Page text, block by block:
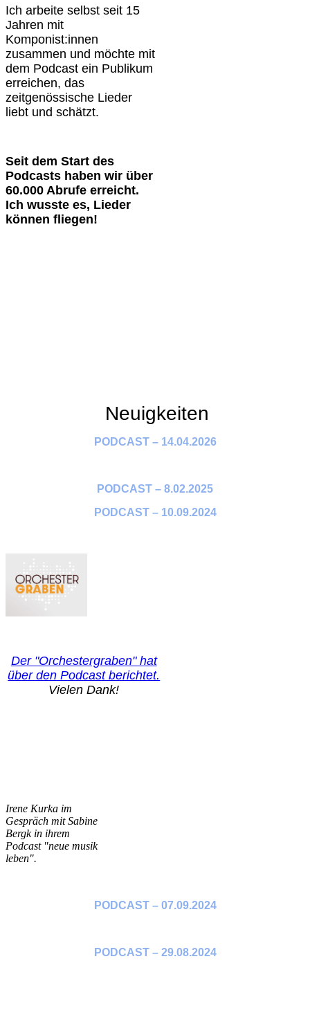
Ich arbeite selbst seit 15
Jahren mit
Komponist:innen
zusammen und möchte mit
dem Podcast ein Publikum
erreichen, das
zeitgenössische Lieder
liebt und schätzt.
Seit dem Start des
Podcasts haben wir über
60.000 Abrufe erreicht.
Ich wusste es, Lieder
können fliegen!
Neuigkeiten
PODCAST – 14.04.2026
PODCAST – 8.02.2025
PODCAST – 10.09.2024
Der "Orchestergraben" hat
über den Podcast berichtet.
Vielen Dank!
Irene Kurka im
Gespräch mit Sabine
Bergk in ihrem
Podcast "neue musik
leben".
PODCAST – 07.09.2024
PODCAST – 29.08.2024